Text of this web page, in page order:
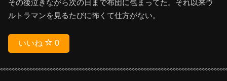
その後泣きながら次の日まで布団に包まってた。それ以来ウ
ルトラマンを見るたびに怖くて仕方がない。
いいね 0